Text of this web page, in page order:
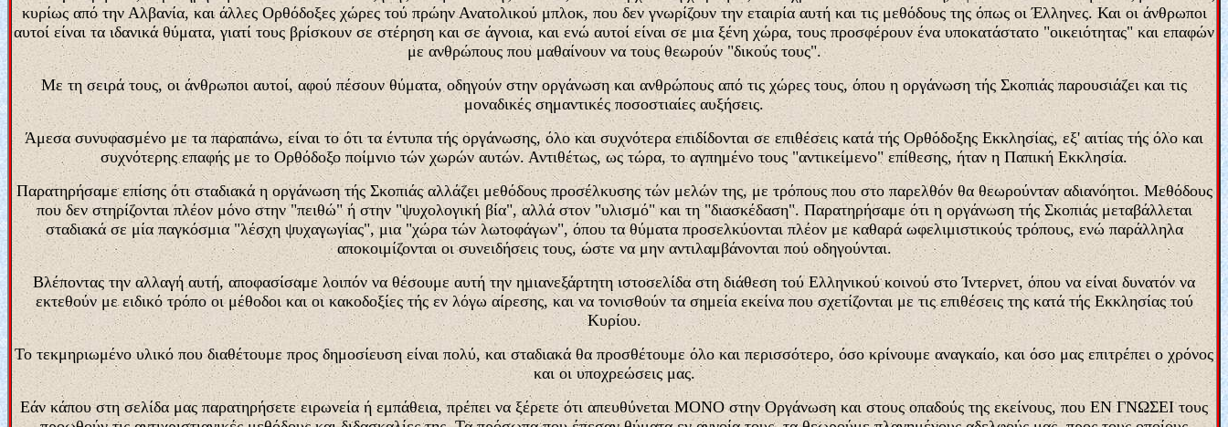
κυρίως από την Αλβανία, και άλλες Ορθόδοξες χώρες τού πρώην Ανατολικού μπλοκ, που δεν γνωρίζουν την εταιρία αυτή και τις μεθόδους της όπως οι Έλληνες. Και οι άνθρωποι
αυτοί είναι τα ιδανικά θύματα, γιατί τους βρίσκουν σε στέρηση και σε άγνοια, και ενώ αυτοί είναι σε μια ξένη χώρα, τους προσφέρουν ένα υποκατάστατο "οικειότητας" και επαφών
με ανθρώπους που μαθαίνουν να τους θεωρούν "δικούς τους".
Με τη σειρά τους, οι άνθρωποι αυτοί, αφού πέσουν θύματα, οδηγούν στην οργάνωση και ανθρώπους από τις χώρες τους, όπου η οργάνωση τής Σκοπιάς παρουσιάζει και τις
μοναδικές σημαντικές ποσοστιαίες αυξήσεις.
Άμεσα συνυφασμένο με τα παραπάνω, είναι το ότι τα έντυπα τής οργάνωσης, όλο και συχνότερα επιδίδονται σε επιθέσεις κατά τής Ορθόδοξης Εκκλησίας, εξ' αιτίας τής όλο και
συχνότερης επαφής με το Ορθόδοξο ποίμνιο τών χωρών αυτών. Αντιθέτως, ως τώρα, το αγπημένο τους "αντικείμενο" επίθεσης, ήταν η Παπική Εκκλησία.
Παρατηρήσαμε επίσης ότι σταδιακά η οργάνωση τής Σκοπιάς αλλάζει μεθόδους προσέλκυσης τών μελών της, με τρόπους που στο παρελθόν θα θεωρούνταν αδιανόητοι. Μεθόδους
που δεν στηρίζονται πλέον μόνο στην "πειθώ" ή στην "ψυχολογική βία", αλλά στον "υλισμό" και τη "διασκέδαση". Παρατηρήσαμε ότι η οργάνωση τής Σκοπιάς μεταβάλλεται
σταδιακά σε μία παγκόσμια "λέσχη ψυχαγωγίας", μια "χώρα τών λωτοφάγων", όπου τα θύματα προσελκύονται πλέον με καθαρά ωφελιμιστικούς τρόπους, ενώ παράλληλα
αποκοιμίζονται οι συνειδήσεις τους, ώστε να μην αντιλαμβάνονται πού οδηγούνται.
Βλέποντας την αλλαγή αυτή, αποφασίσαμε λοιπόν να θέσουμε αυτή την ημιανεξάρτητη ιστοσελίδα στη διάθεση τού Ελληνικού κοινού στο Ίντερνετ, όπου να είναι δυνατόν να
εκτεθούν με ειδικό τρόπο οι μέθοδοι και οι κακοδοξίες τής εν λόγω αίρεσης, και να τονισθούν τα σημεία εκείνα που σχετίζονται με τις επιθέσεις της κατά τής Εκκλησίας τού
Κυρίου.
Το τεκμηριωμένο υλικό που διαθέτουμε προς δημοσίευση είναι πολύ, και σταδιακά θα προσθέτουμε όλο και περισσότερο, όσο κρίνουμε αναγκαίο, και όσο μας επιτρέπει ο χρόνος
και οι υποχρεώσεις μας.
Εάν κάπου στη σελίδα μας παρατηρήσετε ειρωνεία ή εμπάθεια, πρέπει να ξέρετε ότι απευθύνεται ΜΟΝΟ στην Οργάνωση και στους οπαδούς της εκείνους, που ΕΝ ΓΝΩΣΕΙ τους